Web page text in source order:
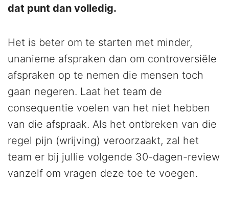
dat punt dan volledig.
Het is beter om te starten met minder,
unanieme afspraken dan om controversiële
afspraken op te nemen die mensen toch
gaan negeren. Laat het team de
consequentie voelen van het niet hebben
van die afspraak. Als het ontbreken van die
regel pijn (wrijving) veroorzaakt, zal het
team er bij jullie volgende 30-dagen-review
vanzelf om vragen deze toe te voegen.